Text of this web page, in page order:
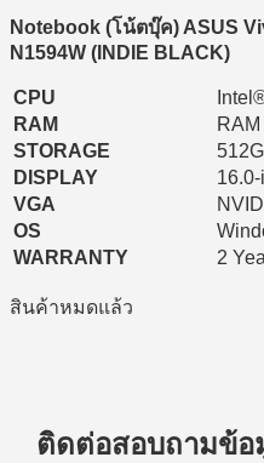
was:
40,990 ฿.
is:
29,990 ฿.
Notebook (โน้ตบุ๊ค) ASUS
N1594W (INDIE BLACK)
CPU
RAM
STORAGE
DISPLAY
VGA
OS
WARRANTY
2
สินค้าหมดแล้ว
ติดต่อสอบถามข้อ